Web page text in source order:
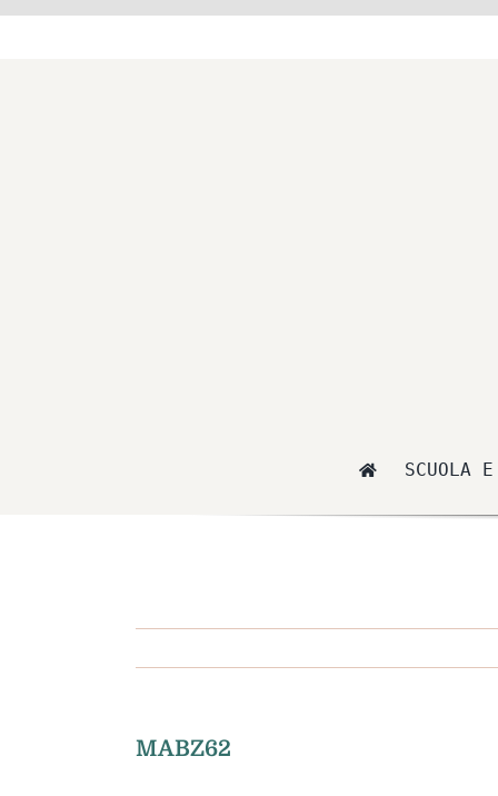
Salta
SCUOLA
MABZ62